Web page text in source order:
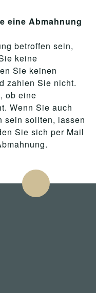
eine Abmahnung
betroffen sein,
keine
Sie keinen
zahlen Sie nicht.
ob eine
Wenn Sie auch
sein sollten, lassen
Sie sich per Mail